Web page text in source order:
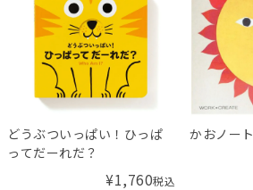
どうぶついっぱい！ひっぱ
ってだーれだ？
¥1,760税込
かおノート